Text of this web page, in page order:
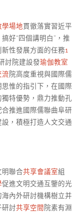
學場地貫徹落實習近平
好“四個講明白”，推
性發展方面的任務1
討院建設發瑜伽教室
流院高度重視與國際儒
惟的指引下，在國際
特優勢，鼎力推動孔
合推進國際儒聯曲阜研
，積極打造人文交通
明聯合共享會議室組
促進文明交通互鑒的光
內外研討機構樹立并
研討共享空間 院素有淵